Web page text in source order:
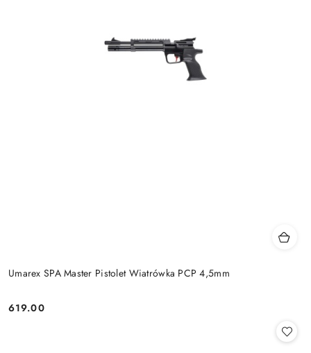
Umarex SPA Master Pistolet Wiatrówka PCP 4,5mm
Cena:
619.00